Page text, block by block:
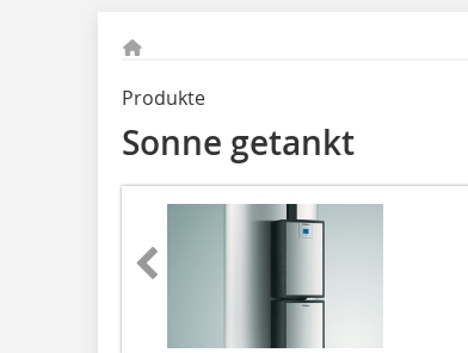
Produkte
Sonne getankt